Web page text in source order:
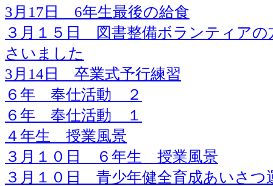
3月17日 6年生最後の給食
３月１５日 図書整備ボランティアの
さいました
3月14日 卒業式予行練習
６年 奉仕活動 ２
６年 奉仕活動 １
４年生 授業風景
３月１０日 ６年生 授業風景
３月１０日 青少年健全育成あいさつ